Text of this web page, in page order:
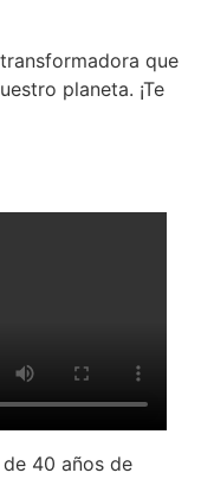
que
planeta. ¡Te
40 años de